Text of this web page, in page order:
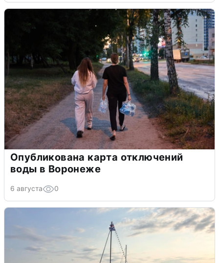
Опубликована карта отключений
воды в Воронеже
6 августа 0